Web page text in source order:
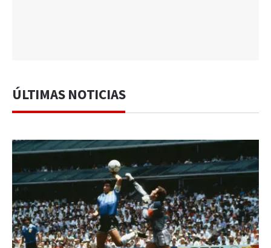
ÚLTIMAS NOTICIAS